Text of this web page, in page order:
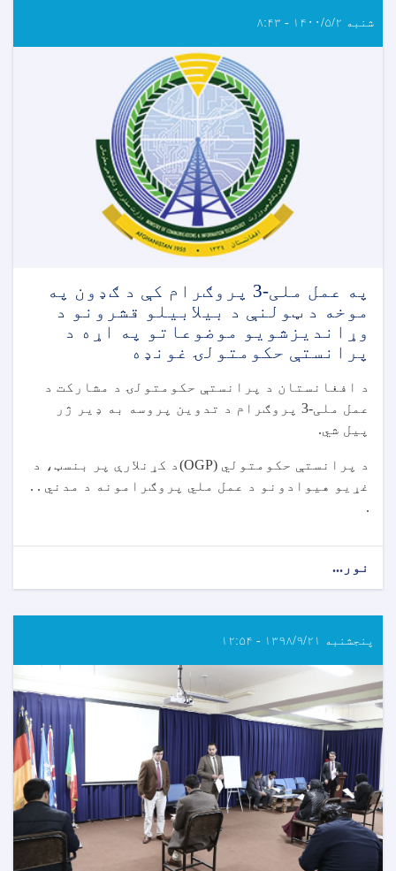
شنبه ۱۴۰۰/۵/۲ - ۸:۴۳
په عمل ملی-3 پروګرام کې د ګډون په
موخه د ټولنې د بیلابیلو قشرونو د
وړاندیزشویو موضوعاتو په اړه د
پرانستې حکومتولۍ غونډه
د افغانستان د پرانستې حکومتولۍ د مشارکت د
عمل ملی-3 پروګرام د تدوین پروسه به ډیر ژر
پیل شي.
د پرانستې حکومتولي (OGP)د کړنلارې پر بنسټ، د
غړیو هیوادونو د عمل ملي پروګرامونه د مدني . .
.
نور...
پنجشنبه ۱۳۹۸/۹/۲۱ - ۱۲:۵۴